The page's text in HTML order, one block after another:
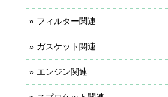
フィルター関連
ガスケット関連
エンジン関連